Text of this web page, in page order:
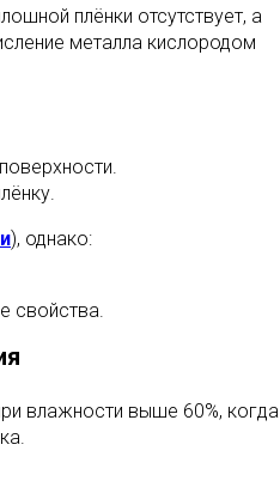
плёнки отсутствует, а
металла кислородом
), однако:
свойства.
влажности выше 60%, когда